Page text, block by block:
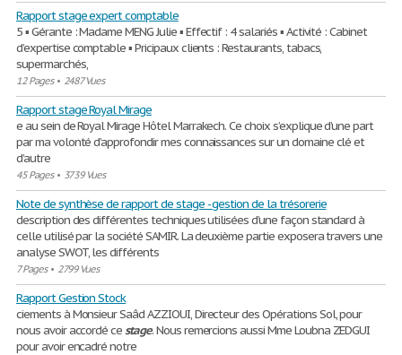
Rapport stage expert comptable
5 ▪ Gérante : Madame MENG Julie ▪ Effectif : 4 salariés ▪ Activité : Cabinet
d’expertise comptable ▪ Pricipaux clients : Restaurants, tabacs,
supermarchés,
12 Pages• 2487 Vues
Rapport stage Royal Mirage
e au sein de Royal Mirage Hôtel Marrakech. Ce choix s’explique d’une part
par ma volonté d’approfondir mes connaissances sur un domaine clé et
d’autre
45 Pages• 3739 Vues
Note de synthèse de rapport de stage - gestion de la trésorerie
description des différentes techniques utilisées d’une façon standard à
celle utilisé par la société SAMIR. La deuxième partie exposera travers une
analyse SWOT, les différents
7 Pages• 2799 Vues
Rapport Gestion Stock
ciements à Monsieur Saâd AZZIOUI, Directeur des Opérations Sol, pour
nous avoir accordé cestage. Nous remercions aussi Mme Loubna ZEDGUI
pour avoir encadré notre